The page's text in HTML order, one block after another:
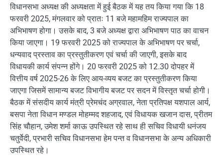
विधानसभा अध्यक्ष की अध्यक्षता में हुई बैठक में यह तय किया गया कि 18
फरवरी 2025, मंगलवार को प्रातः 11 बजे महामहिम राज्यपाल का
अभिभाषण होगा। उसके बाद, 3 बजे अध्यक्ष द्वारा अभिभाषण पाठ का वाचन
किया जाएगा। 19 फरवरी 2025 को राज्यपाल के अभिभाषण पर चर्चा,
धन्यवाद प्रस्ताव का प्रस्तुतीकरण एवं चर्चा की जाएगी, इसके बाद
विधायकी कार्य संपन्न होंगे। 20 फरवरी 2025 को 12.30 दोपहर में
वित्तीय वर्ष 2025-26 के लिए आय-व्यय बजट का प्रस्तुतीकरण किया
जाएगा जिसमें सामान्य बजट विभागीय बजट पर सदन में विस्तृत चर्चा होगी।
बैठक में संसदीय कार्य मंत्री प्रेमचंद अग्रवाल, नेता प्रतिपक्ष यशपाल आर्य,
बसपा नेता विधान मण्डल मोहम्मद शहजाद, एवं विधायक खजान दास, प्रीतम
सिंह चौहान, उमेश शर्मा काऊ उपस्थित रहे साथ ही सचिव विधायी धनंजय
चतुर्वेदी, प्रभारी सचिव विधानसभा हेम पन्त व विधानसभा के अन्य अधिकारी
उपस्थित रहे।